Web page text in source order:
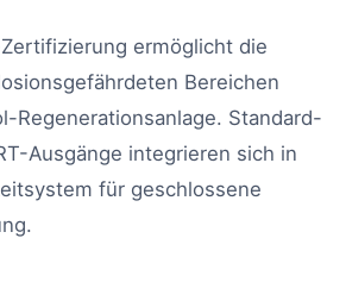
Zertifizierung ermöglicht die
Bereichen
Regenerationsanlage. Standard-
Ausgänge integrieren sich in
für geschlossene